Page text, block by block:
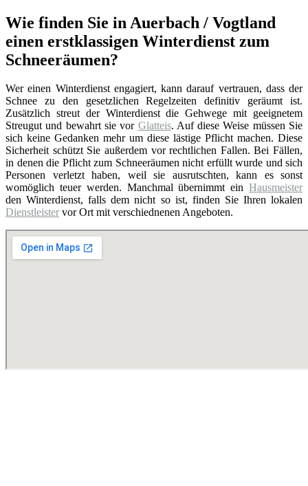
Wie finden Sie in Auerbach / Vogtland
einen erstklassigen Winterdienst zum
Schneeräumen?
Wer einen Winterdienst engagiert, kann darauf vertrauen, dass der
Schnee zu den gesetzlichen Regelzeiten definitiv geräumt ist.
Zusätzlich streut der Winterdienst die Gehwege mit geeignetem
Streugut und bewahrt sie vor Glatteis. Auf diese Weise müssen Sie
sich keine Gedanken mehr um diese lästige Pflicht machen. Diese
Sicherheit schützt Sie außerdem vor rechtlichen Fallen. Bei Fällen,
in denen die Pflicht zum Schneeräumen nicht erfüllt wurde und sich
Personen verletzt haben, weil sie ausrutschten, kann es sonst
womöglich teuer werden. Manchmal übernimmt ein Hausmeister
den Winterdienst, falls dem nicht so ist, finden Sie Ihren lokalen
Dienstleister vor Ort mit verschiednenen Angeboten.